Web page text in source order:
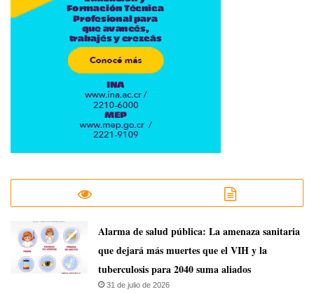
​Alarma de salud pública: La amenaza sanitaria
que dejará más muertes que el VIH y la
tuberculosis para 2040 suma aliados
31 de julio de 2026